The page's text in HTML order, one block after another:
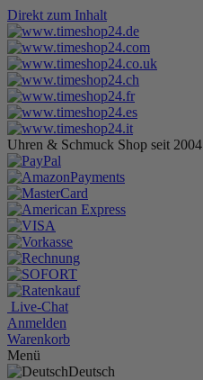
Direkt zum Inhalt
Uhren & Schmuck Shop seit 2004
Live-Chat
Anmelden
Warenkorb
Menü
Deutsch